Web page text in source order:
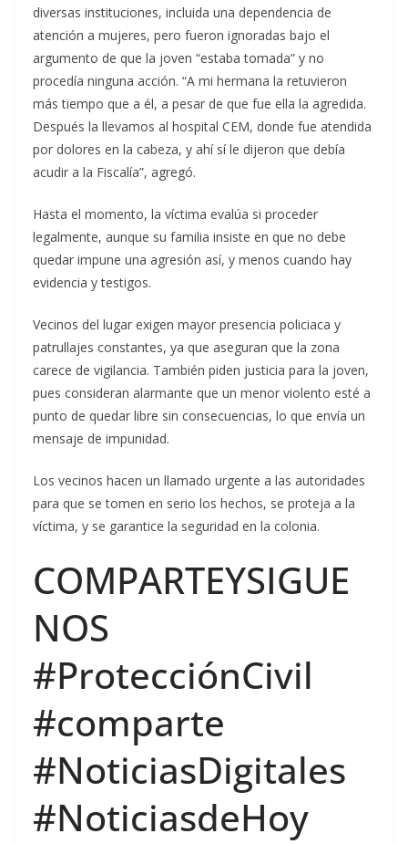
diversas instituciones, incluida una dependencia de
atención a mujeres, pero fueron ignoradas bajo el
argumento de que la joven “estaba tomada” y no
procedía ninguna acción. “A mi hermana la retuvieron
más tiempo que a él, a pesar de que fue ella la agredida.
Después la llevamos al hospital CEM, donde fue atendida
por dolores en la cabeza, y ahí sí le dijeron que debía
acudir a la Fiscalía”, agregó.
Hasta el momento, la víctima evalúa si proceder
legalmente, aunque su familia insiste en que no debe
quedar impune una agresión así, y menos cuando hay
evidencia y testigos.
Vecinos del lugar exigen mayor presencia policiaca y
patrullajes constantes, ya que aseguran que la zona
carece de vigilancia. También piden justicia para la joven,
pues consideran alarmante que un menor violento esté a
punto de quedar libre sin consecuencias, lo que envía un
mensaje de impunidad.
Los vecinos hacen un llamado urgente a las autoridades
para que se tomen en serio los hechos, se proteja a la
víctima, y se garantice la seguridad en la colonia.
COMPARTEYSIGUE
NOS
#ProtecciónCivil
#comparte
#NoticiasDigitales
#NoticiasdeHoy